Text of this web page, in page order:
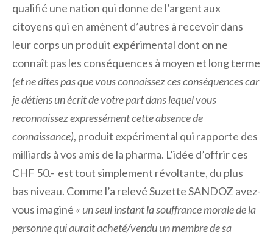
qualifié une nation qui donne de l’argent aux
citoyens qui en amènent d’autres à recevoir dans
leur corps un produit expérimental dont on ne
connaît pas les conséquences à moyen et long terme
(et ne dites pas que vous connaissez ces conséquences car
je détiens un écrit de votre part dans lequel vous
reconnaissez expressément cette absence de
connaissance), produit expérimental qui rapporte des
milliards à vos amis de la pharma. L’idée d’offrir ces
CHF 50.- est tout simplement révoltante, du plus
bas niveau. Comme l’a relevé Suzette SANDOZ avez-
vous imaginé « un seul instant la souffrance morale de la
personne qui aurait acheté/vendu un membre de sa